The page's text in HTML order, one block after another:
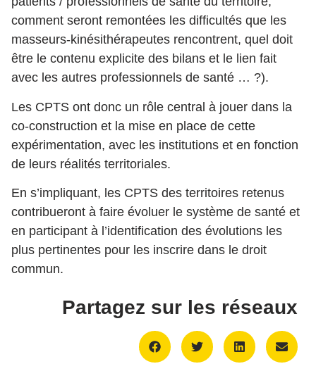
comment seront remontées les difficultés que les
masseurs-kinésithérapeutes rencontrent, quel doit
être le contenu explicite des bilans et le lien fait
avec les autres professionnels de santé … ?).
Les CPTS ont donc un rôle central à jouer dans la
co-construction et la mise en place de cette
expérimentation, avec les institutions et en fonction
de leurs réalités territoriales.
En s’impliquant, les CPTS des territoires retenus
contribueront à faire évoluer le système de santé et
en participant à l’identification des évolutions les
plus pertinentes pour les inscrire dans le droit
commun.
Partagez sur les réseaux